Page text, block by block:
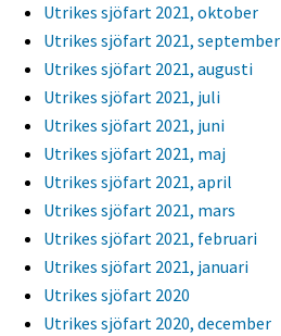
Utrikes sjöfart 2021, oktober
Utrikes sjöfart 2021, september
Utrikes sjöfart 2021, augusti
Utrikes sjöfart 2021, juli
Utrikes sjöfart 2021, juni
Utrikes sjöfart 2021, maj
Utrikes sjöfart 2021, april
Utrikes sjöfart 2021, mars
Utrikes sjöfart 2021, februari
Utrikes sjöfart 2021, januari
Utrikes sjöfart 2020
Utrikes sjöfart 2020, december